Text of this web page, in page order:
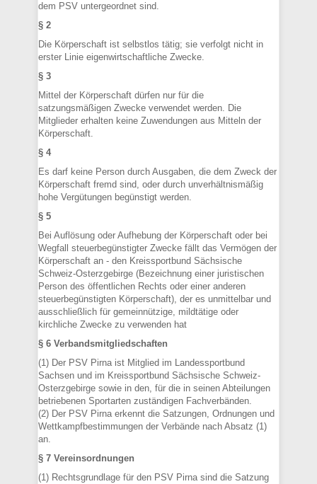
dem PSV untergeordnet sind.
§ 2
Die Körperschaft ist selbstlos tätig; sie verfolgt nicht in
erster Linie eigenwirtschaftliche Zwecke.
§ 3
Mittel der Körperschaft dürfen nur für die
satzungsmäßigen Zwecke verwendet werden. Die
Mitglieder erhalten keine Zuwendungen aus Mitteln der
Körperschaft.
§ 4
Es darf keine Person durch Ausgaben, die dem Zweck der
Körperschaft fremd sind, oder durch unverhältnismäßig
hohe Vergütungen begünstigt werden.
§ 5
Bei Auflösung oder Aufhebung der Körperschaft oder bei
Wegfall steuerbegünstigter Zwecke fällt das Vermögen der
Körperschaft an - den Kreissportbund Sächsische
Schweiz-Osterzgebirge (Bezeichnung einer juristischen
Person des öffentlichen Rechts oder einer anderen
steuerbegünstigten Körperschaft), der es unmittelbar und
ausschließlich für gemeinnützige, mildtätige oder
kirchliche Zwecke zu verwenden hat
§ 6 Verbandsmitgliedschaften
(1) Der PSV Pirna ist Mitglied im Landessportbund
Sachsen und im Kreissportbund Sächsische Schweiz-
Osterzgebirge sowie in den, für die in seinen Abteilungen
betriebenen Sportarten zuständigen Fachverbänden.
(2) Der PSV Pirna erkennt die Satzungen, Ordnungen und
Wettkampfbestimmungen der Verbände nach Absatz (1)
an.
§ 7 Vereinsordnungen
(1) Rechtsgrundlage für den PSV Pirna sind die Satzung